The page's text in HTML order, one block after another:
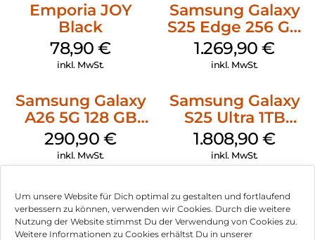
Um unsere Website für Dich optimal zu gestalten und fortlaufend
verbessern zu können, verwenden wir Cookies. Durch die weitere
Nutzung der Website stimmst Du der Verwendung von Cookies zu.
Weitere Informationen zu Cookies erhältst Du in unserer
Emporia JOY
Black
78,90€
inkl. MwSt.
Samsung Galaxy
S25 Edge 256 GB
Titanium Silver
1.269,90€
inkl. MwSt.
Samsung Galaxy
A26 5G 128 GB
Mint
290,90€
inkl. MwSt.
Samsung Galaxy
S25 Ultra 1TB
Titanium Black
1.808,90€
inkl. MwSt.
Samsung Galaxy
XCover 7 EE 128
GB Black
237,90€
Doro Leva L10
Graphite
110,90€